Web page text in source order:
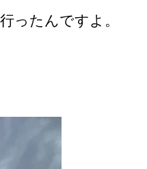
ったんですよ。